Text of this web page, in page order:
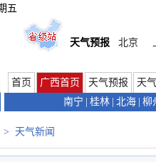
五
天气预报 北京
首页 广西首页 天气预报
天
南宁
桂林 北海 柳
> 天气新闻